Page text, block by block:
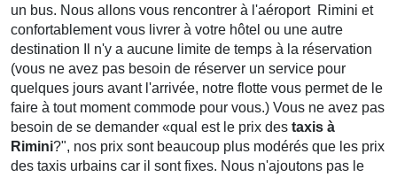
un bus. Nous allons vous rencontrer à l'aéroport Rimini et
confortablement vous livrer à votre hôtel ou une autre
destination Il n'y a aucune limite de temps à la réservation
(vous ne avez pas besoin de réserver un service pour
quelques jours avant l'arrivée, notre flotte vous permet de le
faire à tout moment commode pour vous.) Vous ne avez pas
besoin de se demander «qual est le prix des taxis à
Rimini?", nos prix sont beaucoup plus modérés que les prix
des taxis urbains car il sont fixes. Nous n'ajoutons pas le